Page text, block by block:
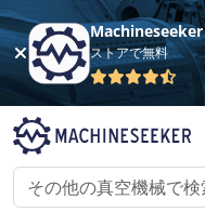
Machineseeker
ストアで無料